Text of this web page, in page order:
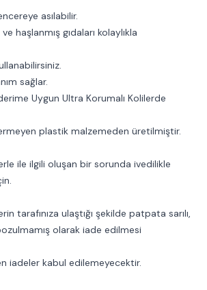
asılabilir.
haşlanmış gıdaları kolaylıkla
sağlar.
Uygun Ultra Korumalı Kolilerde
plastik malzemeden üretilmiştir.
ile ilgili oluşan bir sorunda ivedilikle
tarafınıza ulaştığı şekilde patpata sarılı,
olarak iade edilmesi
iadeler kabul edilemeyecektir.